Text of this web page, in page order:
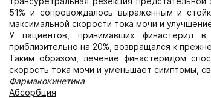
51% и сопровождалось выраженным и
максимальной скорости тока мочи и
У пациентов, принимавших финастерид
приблизительно на 20%, возвращался к
Таким образом, лечение финастеридом
скорость тока мочи и уменьшает симптомы,
Фармакокинетика
Абсорбция